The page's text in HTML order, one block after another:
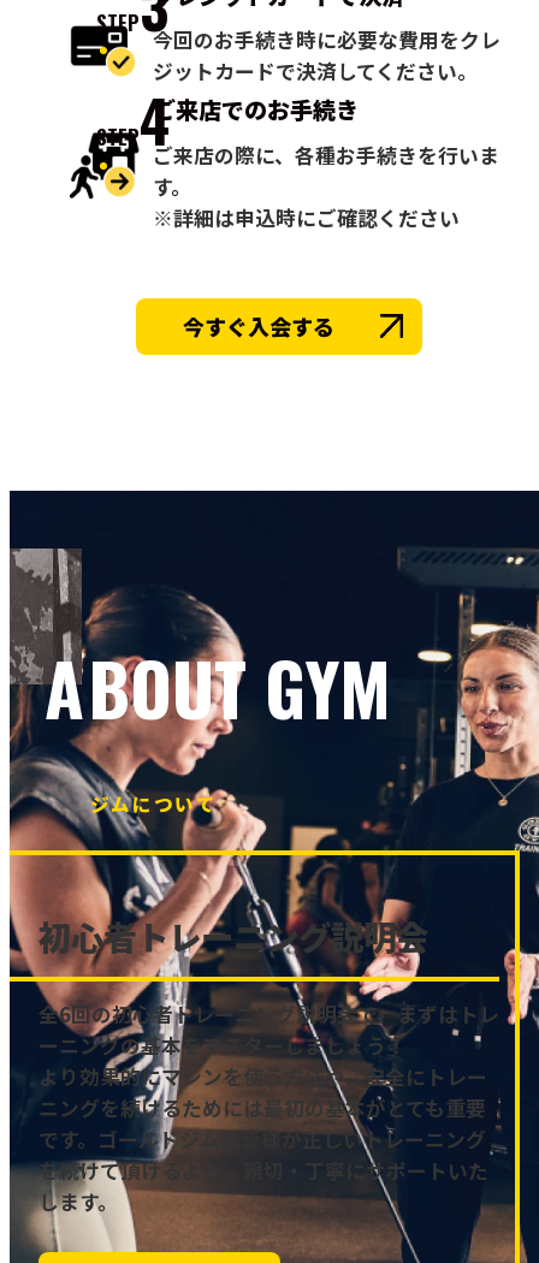
STEP
今回のお手続き時に必要な費用をクレ
ジットカードで決済してください。
STEP4ご来店でのお手続き
ご来店の際に、各種お手続きを行いま
す。
※詳細は申込時にご確認ください
今すぐ入会する
ABOUT GYM
ジムについて
初心者トレーニング説明会
全6回の初心者トレーニング説明会で、まずはトレ
ーニングの基本をマスターしましょう！
より効果的にマシンを使う方法や、安全にトレー
ニングを続けるためには最初の基本がとても重要
です。ゴールドジムは皆様が正しいトレーニング
を続けて頂けるよう、親切・丁寧にサポートいた
します。